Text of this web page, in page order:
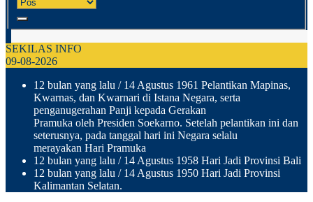
SEKILAS INFO
09-08-2026
12 bulan yang lalu / 14 Agustus 1961 Pelantikan Mapinas,
Kwarnas, dan Kwarnari di Istana Negara, serta
penganugerahan Panji kepada Gerakan
Pramuka oleh Presiden Soekarno. Setelah pelantikan ini dan
seterusnya, pada tanggal hari ini Negara selalu
merayakan Hari Pramuka
12 bulan yang lalu / 14 Agustus 1958 Hari Jadi Provinsi Bali
12 bulan yang lalu / 14 Agustus 1950 Hari Jadi Provinsi
Kalimantan Selatan.